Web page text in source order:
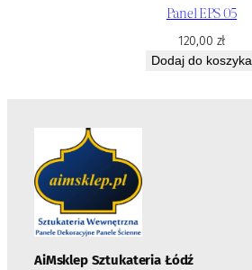
Panel EPS 05
120,00 zł
Dodaj do koszyka
AiMsklep Sztukateria Łódź